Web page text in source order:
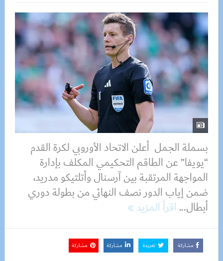
بسملة الجمل أعلن الاتحاد الأوروبي لكرة القدم
“يويفا” عن الطاقم التحكيمي المكلف بإدارة
المواجهة المرتقبة بين آرسنال وأتلتيكو مدريد،
ضمن إياب الدور نصف النهائي من بطولة دوري
أبطال...اقرأ المزيد
مشاركة تغريدة مشاركة مشاركة